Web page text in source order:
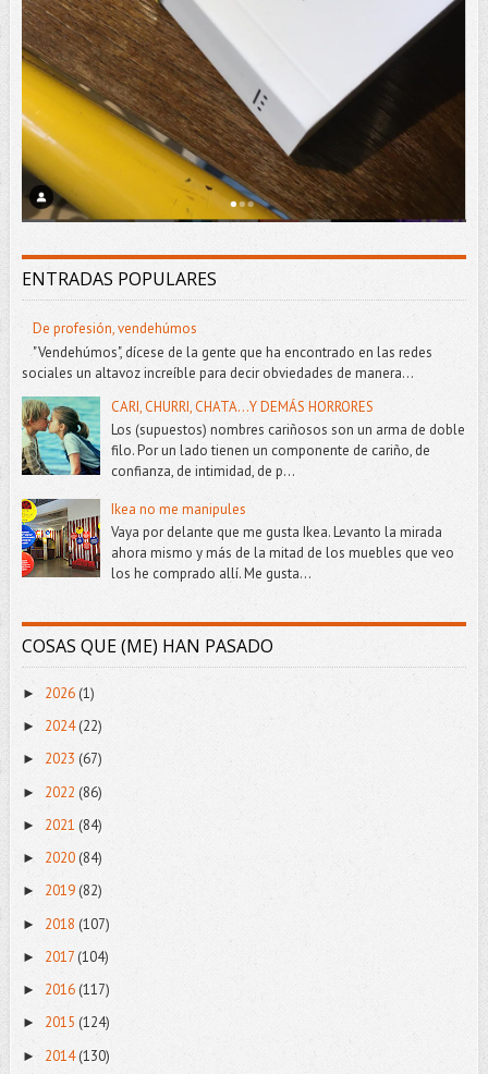
ENTRADAS POPULARES
De profesión, vendehúmos
"Vendehúmos", dícese de la gente que ha encontrado en las redes
sociales un altavoz increíble para decir obviedades de manera...
CARI, CHURRI, CHATA...Y DEMÁS HORRORES
Los (supuestos) nombres cariñosos son un arma de doble
filo. Por un lado tienen un componente de cariño, de
confianza, de intimidad, de p...
Ikea no me manipules
Vaya por delante que me gusta Ikea. Levanto la mirada
ahora mismo y más de la mitad de los muebles que veo
los he comprado allí. Me gusta...
COSAS QUE (ME) HAN PASADO
► 2026(1)
► 2024(22)
► 2023 (67)
► 2022 (86)
► 2021 (84)
► 2020(84)
► 2019 (82)
► 2018 (107)
► 2017(104)
► 2016 (117)
► 2015 (124)
► 2014(130)